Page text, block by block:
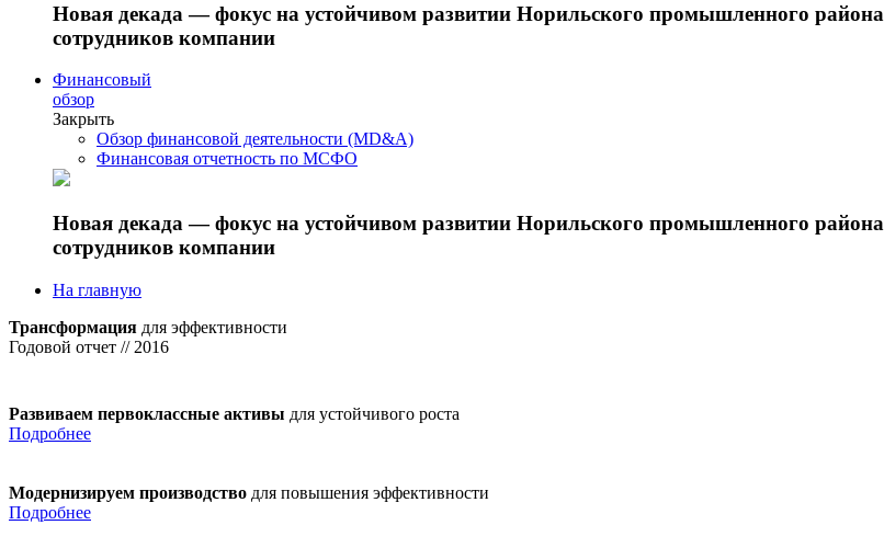
Новая декада — фокус на устойчивом развитии Норильского промышленного
сотрудников компании
Финансовый
обзор
Закрыть
Обзор финансовой деятельности (MD&A)
Финансовая отчетность по МСФО
Новая декада — фокус на устойчивом развитии Норильского промышленного
сотрудников компании
На главную
Трансформация для эффективности
Годовой отчет // 2016
Развиваем первоклассные активы для устойчивого роста
Подробнее
Модернизируем производство для повышения эффективности
Подробнее